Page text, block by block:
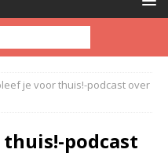
je voor thuis!-podcast over
podcast